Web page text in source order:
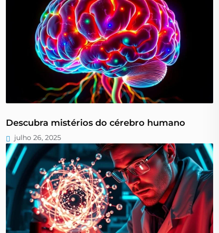
Descubra mistérios do cérebro humano
julho 26, 2025